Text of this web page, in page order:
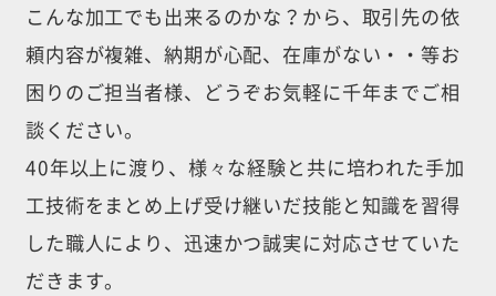
こんな加工でも出来るのかな？から、取引先の依
頼内容が複雑、納期が心配、 在庫がない・・等お
困りのご担当者様、どうぞお気軽に千年までご相
談ください。
40年以上に渡り、様々な経験と共に培われた手加
工技術をまとめ上げ受け継いだ技能と知識を習得
した職人により、迅速かつ誠実に対応させていた
だきます。